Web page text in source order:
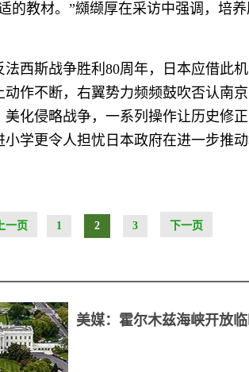
的教材。”纐缬厚在采访中强调，培
西斯战争胜利80周年，日本应借此
作不断，右翼势力频频鼓吹否认南
化侵略战争，一系列操作让历史修
学更令人担忧日本政府在进一步推
一页 1 2 3 下一页
美媒：霍尔木兹海峡开放